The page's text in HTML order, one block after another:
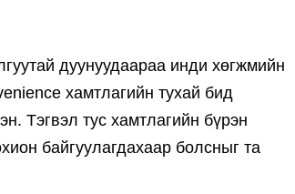
дуунуудаараа инди хөгжмийн
хамтлагийн тухай бид
Тэгвэл тус хамтлагийн бүрэн
байгуулагдахаар болсныг та